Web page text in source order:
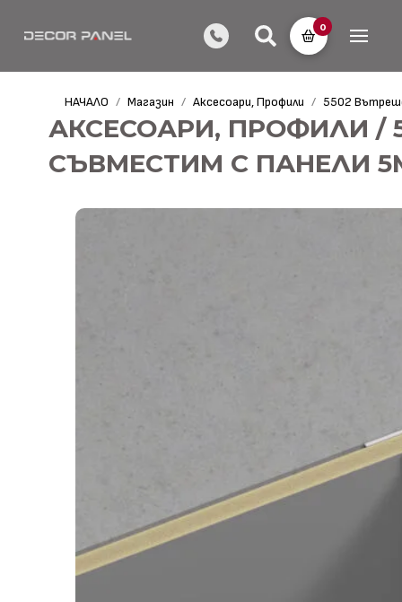
0
НАЧАЛО / Магазин / Аксесоари, Профили / 5502
АКСЕСОАРИ, ПРОФИЛИ /
СЪВМЕСТИМ С ПАНЕЛИ